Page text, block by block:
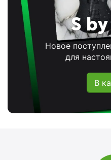
S
Новое
для
В